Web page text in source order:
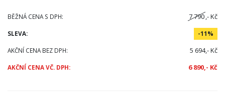
BĚŽNÁ CENA S DPH: 7 790,- Kč
SLEVA: -11%
AKČNÍ CENA BEZ DPH: 5 694,- Kč
AKČNÍ CENA VČ. DPH: 6 890,- Kč